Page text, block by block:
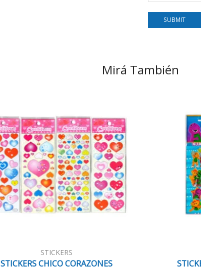
Mirá También
STICKERS
STICKERS CHICO CORAZONES